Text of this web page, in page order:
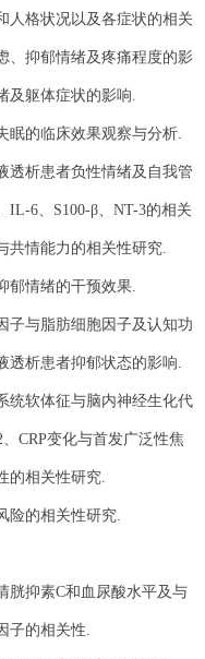
人格状况以及各症状的相关
、抑郁情绪及疼痛程度的影
及躯体症状的影响.
眠的临床效果观察与分析.
透析患者负性情绪及自我管
IL-6、S100-β、NT-3的相关
共情能力的相关性研究.
郁情绪的干预效果.
子与脂肪细胞因子及认知功
透析患者抑郁状态的影响.
统软体征与脑内神经生化代
CRP变化与首发广泛性焦
.
的相关性研究.
险的相关性研究.
胱抑素C和血尿酸水平及与
子的相关性.